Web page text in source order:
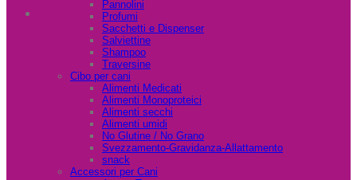
Pannolini
Profumi
Sacchetti e Dispenser
Salviettine
Shampoo
Traversine
Cibo per cani
Alimenti Medicati
Alimenti Monoproteici
Alimenti secchi
Alimenti umidi
No Glutine / No Grano
Svezzamento-Gravidanza-Allattamento
snack
Accessori per Cani